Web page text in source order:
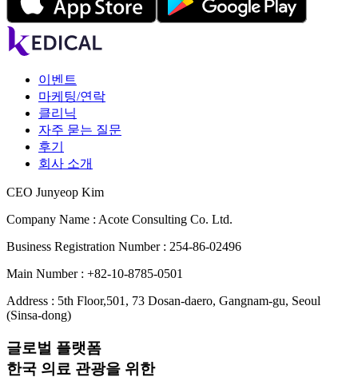
이벤트
마케팅/연락
클리닉
자주 묻는 질문
후기
회사 소개
CEO Junyeop Kim
Company Name : Acote Consulting Co. Ltd.
Business Registration Number : 254-86-02496
Main Number : +82-10-8785-0501
Address : 5th Floor,501, 73 Dosan-daero, Gangnam-gu, Seoul
(Sinsa-dong)
글로벌 플랫폼
한국 의료 관광을 위한